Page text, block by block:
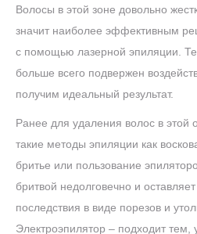
Волосы в этой зоне довольно
значит наиболее эффективным
с помощью лазерной эпиляции.
больше всего подвержен
получим идеальный результат.
Ранее для удаления волос в этой
такие методы эпиляции как
бритье или пользование
бритвой недолговечно и
последствия в виде порезов и
Электроэпилятор – подходит тем,